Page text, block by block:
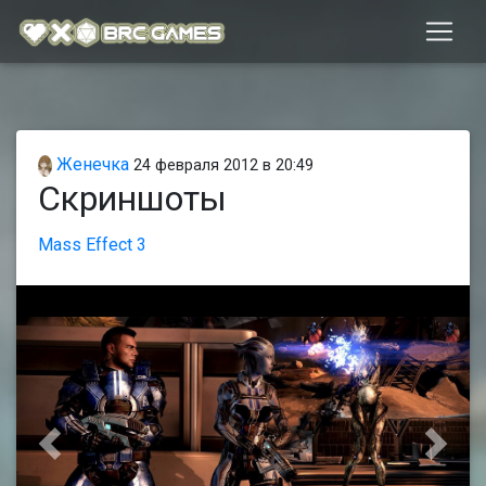
Женечка 24 февраля 2012 в 20:49
Скриншоты
Mass Effect 3
Предыдущая